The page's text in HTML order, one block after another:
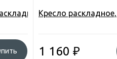
капрон, цв. синий, WDC
с
Кресло
1 160 ₽